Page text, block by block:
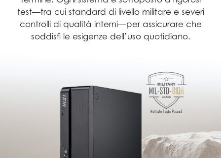
test—tra cui standard di livello militare e severi
controlli di qualità interni—per assicurare che
soddisfi le esigenze dell’uso quotidiano.